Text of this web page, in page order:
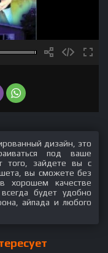
дизайн, это
под ваше
того, зайдете вы с
вы сможете без
хорошем качестве
будет удобно
айпада и любого